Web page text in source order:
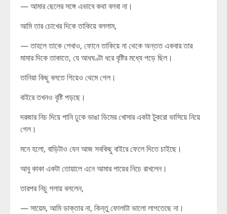
— আমার ছেলের সঙ্গে এভাবে কথা বলবা না।
আমি তার চোখের দিকে তাকিয়ে বললাম,
— তাহলে তাকে শেখাও, ফোনে তাকিয়ে না থেকে অন্তত একবার তার
মামার দিকে তাকাতে, যে আধঘণ্টা ধরে বৃষ্টির মধ্যে পড়ে ছিল।
তানিয়া কিছু বলতে গিয়েও থেমে গেল।
বাইরে তখনও বৃষ্টি পড়ছে।
দরজার নিচ দিয়ে পানি ঢুকে ভাঙা ডিমের খোসার একটা টুকরো ভাসিয়ে নিয়ে
গেল।
মনে হলো, বাড়িটাও যেন আজ সবকিছু বাইরে ফেলে দিতে চাইছে।
আবু কাকা একটা তোয়ালে এনে আমার পায়ের নিচে রাখলেন।
তারপর নিচু গলায় বললেন,
— সায়েম, আমি ডাক্তার না, কিন্তু ফোলাটা ভালো লাগতেছে না।